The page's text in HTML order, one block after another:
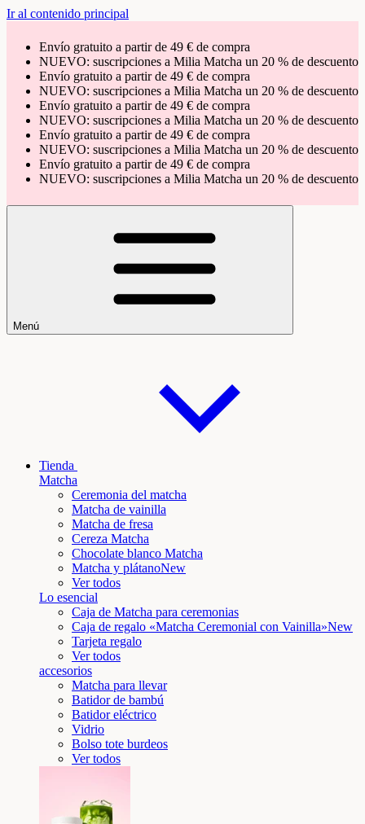
Ir al contenido principal
Envío gratuito a partir de 49 € de compra
NUEVO: suscripciones a Milia Matcha un 20 % de descuento
Envío gratuito a partir de 49 € de compra
NUEVO: suscripciones a Milia Matcha un 20 % de descuento
Envío gratuito a partir de 49 € de compra
NUEVO: suscripciones a Milia Matcha un 20 % de descuento
Envío gratuito a partir de 49 € de compra
NUEVO: suscripciones a Milia Matcha un 20 % de descuento
Envío gratuito a partir de 49 € de compra
NUEVO: suscripciones a Milia Matcha un 20 % de descuento
Menú
Tienda
Matcha
Ceremonia del matcha
Matcha de vainilla
Matcha de fresa
Cereza Matcha
Chocolate blanco Matcha
Matcha y plátanoNew
Ver todos
Lo esencial
Caja de Matcha para ceremonias
Caja de regalo «Matcha Ceremonial con Vainilla»New
Tarjeta regalo
Ver todos
accesorios
Matcha para llevar
Batidor de bambú
Batidor eléctrico
Vidrio
Bolso tote burdeos
Ver todos